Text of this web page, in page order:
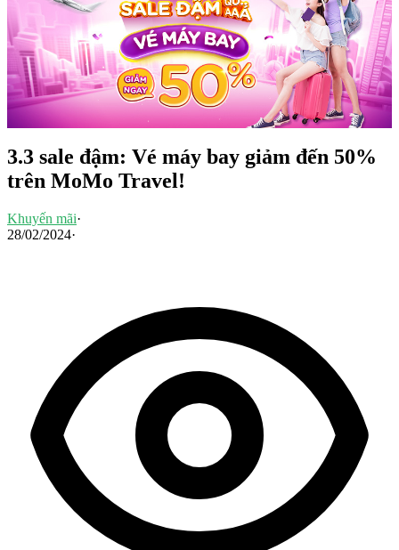
3.3 sale đậm: Vé máy bay giảm đến 50%
trên MoMo Travel!
Khuyến mãi·
28/02/2024·